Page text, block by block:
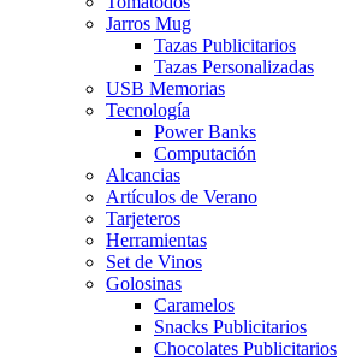
Jarros Mug
Tazas Publicitarios
Tazas Personalizadas
USB Memorias
Tecnología
Power Banks
Computación
Alcancias
Artículos de Verano
Tarjeteros
Herramientas
Set de Vinos
Golosinas
Caramelos
Snacks Publicitarios
Chocolates Publicitarios